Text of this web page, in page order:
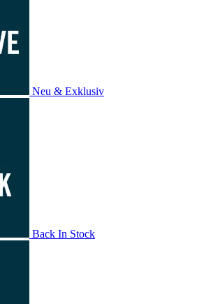
Neu & Exklusiv
Back In Stock